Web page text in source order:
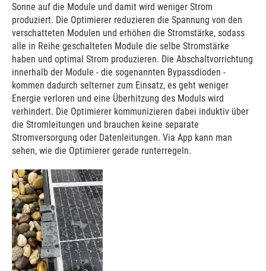
Sonne auf die Module und damit wird weniger Strom
produziert. Die Optimierer reduzieren die Spannung von den
verschatteten Modulen und erhöhen die Stromstärke, sodass
alle in Reihe geschalteten Module die selbe Stromstärke
haben und optimal Strom produzieren. Die Abschaltvorrichtung
innerhalb der Module - die sogenannten Bypassdioden -
kommen dadurch selterner zum Einsatz, es geht weniger
Energie verloren und eine Überhitzung des Moduls wird
verhindert. Die Optimierer kommunizieren dabei induktiv über
die Stromleitungen und brauchen keine separate
Stromversorgung oder Datenleitungen. Via App kann man
sehen, wie die Optimierer gerade runterregeln.